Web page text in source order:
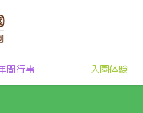
間行事 入園体験